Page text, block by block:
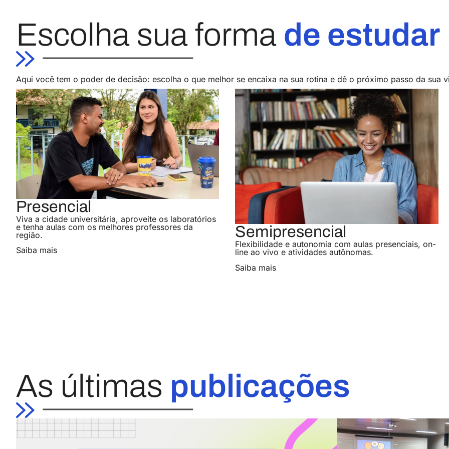
Escolha sua forma de estudar
Aqui você tem o poder de decisão: escolha o que melhor se encaixa na sua rotina e dê o próximo passo da sua
Presencial
Viva a cidade universitária, aproveite os laboratórios
e tenha aulas com os melhores professores da
região.
Saiba mais
Semipresencial
Flexibilidade e autonomia com aulas presenciais, on-
line ao vivo e atividades autônomas.
Saiba mais
As últimas publicações